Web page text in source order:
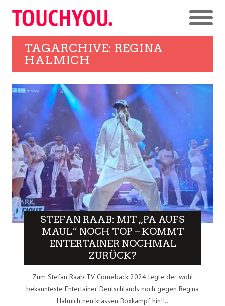
TAGARCHIVE: REGINA
HALMICH
STEFAN RAAB: MIT „PA AUFS
MAUL“ NOCH TOP – KOMMT
ENTERTAINER NOCHMAL
ZURÜCK?
Zum Stefan Raab TV Comeback 2024 legte der wohl
bekannteste Entertainer Deutschlands noch gegen Regina
Halmich nen krassen Boxkampf hin!!..